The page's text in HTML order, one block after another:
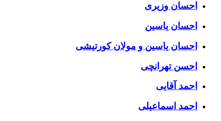
احسان وزیری
احسان یاسین
احسان یاسین و مولان کورتیشی
احسن تهرانچی
احمد آقایی
احمد اسماعیلی